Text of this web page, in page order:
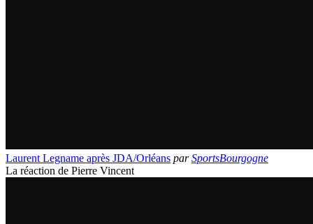
Laurent Legname après JDA/Orléans parSportsBourgogne
La réaction de Pierre Vincent